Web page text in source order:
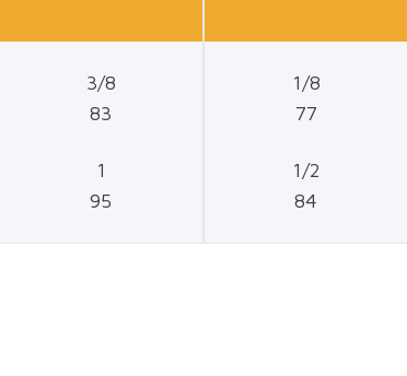
3/8
83
1
95
1/8
77
1/2
84